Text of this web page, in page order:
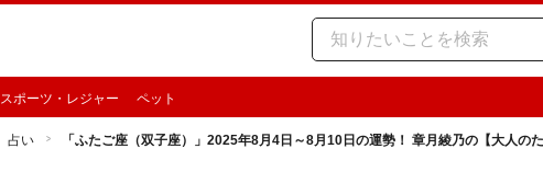
スポーツ・レジャー ペット
占い 「ふたご座（双子座）」2025年8月4日～8月10日の運勢！ 章月綾乃の【大人のた